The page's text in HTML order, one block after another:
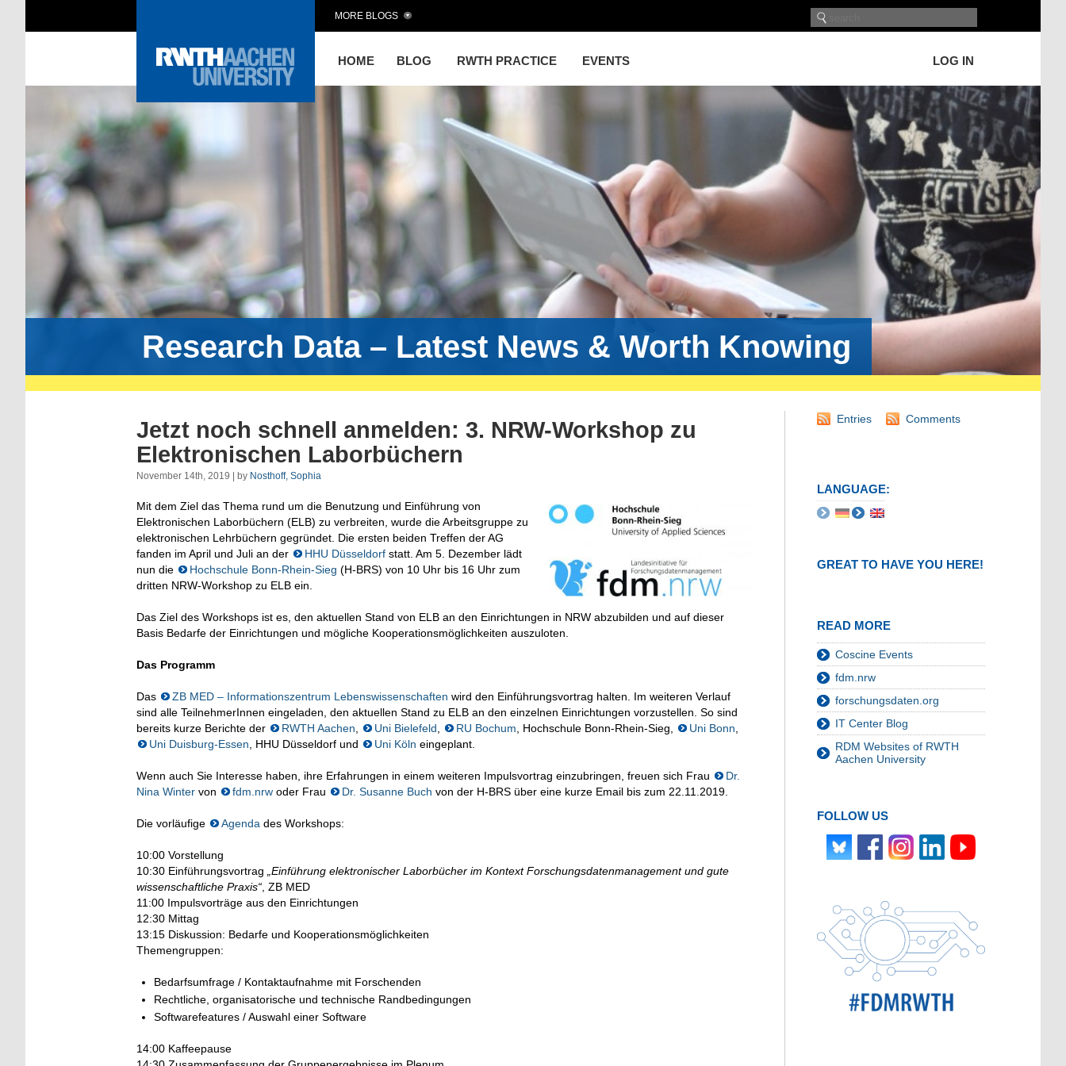
HOME BLOG RWTH PRACTICE EVENTS LOG IN
MORE BLOGS
Research Data – Latest News & Worth Knowing
Jetzt noch schnell anmelden: 3. NRW-Workshop zu
Elektronischen Laborbüchern
November 14th, 2019 | by Nosthoff, Sophia
Mit dem Ziel das Thema rund um die Benutzung und Einführung von
Elektronischen Laborbüchern (ELB) zu verbreiten, wurde die Arbeitsgruppe zu
elektronischen Lehrbüchern gegründet. Die ersten beiden Treffen der AG
fanden im April und Juli an der
HHU Düsseldorf statt. Am 5. Dezember lädt
nun die
Hochschule Bonn-Rhein-Sieg (H-BRS) von 10 Uhr bis 16 Uhr zum
dritten NRW-Workshop zu ELB ein.
Das Ziel des Workshops ist es, den aktuellen Stand von ELB an den Einrichtungen in NRW abzubilden und auf dieser
Basis Bedarfe der Einrichtungen und mögliche Kooperationsmöglichkeiten auszuloten.
Das Programm
Das ZB MED – Informationszentrum Lebenswissenschaften wird den Einführungsvortrag halten. Im weiteren Verlauf
sind alle TeilnehmerInnen eingeladen, den aktuellen Stand zu ELB an den einzelnen Einrichtungen vorzustellen. So sind
bereits kurze Berichte der
RWTH Aachen Uni Bielefeld RU Bochum , Hochschule Bonn-Rhein-Sieg, Uni Bonn
Uni Duisburg-Essen , HHU Düsseldorf und Uni Köln eingeplant.
Wenn auch Sie Interesse haben, ihre Erfahrungen in einem weiteren Impulsvortrag einzubringen, freuen sich Frau
Dr.
Nina Winter von fdm.nrw oder Frau Dr. Susanne Buch von der H-BRS über eine kurze Email bis zum 22.11.2019.
Die vorläufige Agenda des Workshops:
10:00 Vorstellung
10:30 Einführungsvortrag
„Einführung elektronischer Laborbücher im Kontext Forschungsdatenmanagement und gute
wissenschaftliche Praxis“ , ZB MED
11:00 Impulsvorträge aus den Einrichtungen
12:30 Mittag
13:15 Diskussion: Bedarfe und Kooperationsmöglichkeiten
Themengruppen:
Bedarfsumfrage / Kontaktaufnahme mit Forschenden
Rechtliche, organisatorische und technische Randbedingungen
Softwarefeatures / Auswahl einer Software
14:00 Kaffeepause
Entries Comments
LANGUAGE:
GREAT TO HAVE YOU HERE!
READ MORE
Coscine Events
fdm.nrw
forschungsdaten.org
IT Center Blog
RDM Websites of RWTH
Aachen University
FOLLOW US